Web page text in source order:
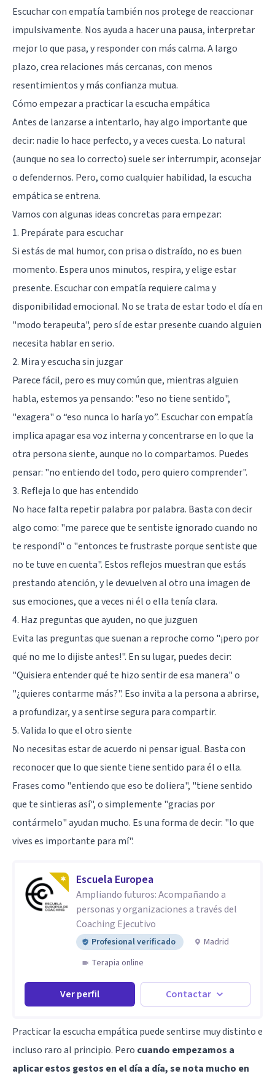
Escuchar con empatía también nos protege de reaccionar
impulsivamente. Nos ayuda a hacer una pausa, interpretar
mejor lo que pasa, y responder con más calma. A largo
plazo, crea relaciones más cercanas, con menos
resentimientos y más confianza mutua.
Cómo empezar a practicar la escucha empática
Antes de lanzarse a intentarlo, hay algo importante que
decir: nadie lo hace perfecto, y a veces cuesta. Lo natural
(aunque no sea lo correcto) suele ser interrumpir, aconsejar
o defendernos. Pero, como cualquier habilidad, la escucha
empática se entrena.
Vamos con algunas ideas concretas para empezar:
1. Prepárate para escuchar
Si estás de mal humor, con prisa o distraído, no es buen
momento. Espera unos minutos, respira, y elige estar
presente. Escuchar con empatía requiere calma y
disponibilidad emocional. No se trata de estar todo el día en
"modo terapeuta", pero sí de estar presente cuando alguien
necesita hablar en serio.
2. Mira y escucha sin juzgar
Parece fácil, pero es muy común que, mientras alguien
habla, estemos ya pensando: "eso no tiene sentido",
"exagera" o “eso nunca lo haría yo”. Escuchar con empatía
implica apagar esa voz interna y concentrarse en lo que la
otra persona siente, aunque no lo compartamos. Puedes
pensar: "no entiendo del todo, pero quiero comprender".
3. Refleja lo que has entendido
No hace falta repetir palabra por palabra. Basta con decir
algo como: "me parece que te sentiste ignorado cuando no
te respondí" o "entonces te frustraste porque sentiste que
no te tuve en cuenta". Estos reflejos muestran que estás
prestando atención, y le devuelven al otro una imagen de
sus emociones, que a veces ni él o ella tenía clara.
4. Haz preguntas que ayuden, no que juzguen
Evita las preguntas que suenan a reproche como "¡pero por
qué no me lo dijiste antes!". En su lugar, puedes decir:
"Quisiera entender qué te hizo sentir de esa manera" o
"¿quieres contarme más?". Eso invita a la persona a abrirse,
a profundizar, y a sentirse segura para compartir.
5. Valida lo que el otro siente
No necesitas estar de acuerdo ni pensar igual. Basta con
reconocer que lo que siente tiene sentido para él o ella.
Frases como "entiendo que eso te doliera", "tiene sentido
que te sintieras así", o simplemente "gracias por
contármelo" ayudan mucho. Es una forma de decir: "lo que
vives es importante para mí".
Escuela Europea
Ampliando futuros: Acompañando a
personas y organizaciones a través del
Coaching Ejecutivo
Profesional verificado
Madrid
Terapia online
Ver perfil Contactar
Practicar la escucha empática puede sentirse muy distinto e
incluso raro al principio. Pero cuando empezamos a
aplicar estos gestos en el día a día, se nota mucho en